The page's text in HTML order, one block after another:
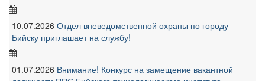
10.07.2026 Отдел вневедомственной охраны по городу
Бийску приглашает на службу!
01.07.2026 Внимание! Конкурс на замещение вакантной